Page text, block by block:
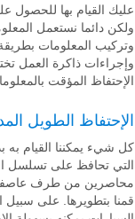
عليك القيام بها للحصول
ولكن دائما نستعمل
وتركيب المعلومات
وإجراءات ذاكرة العمل
الإحتفاظ المؤقت
الإحتفاظ الطويل
كل شيء يمكننا القيام
التي تحافظ على تسلسل
محاصرين من طرف
قمنا بتطويرها. على سبيل